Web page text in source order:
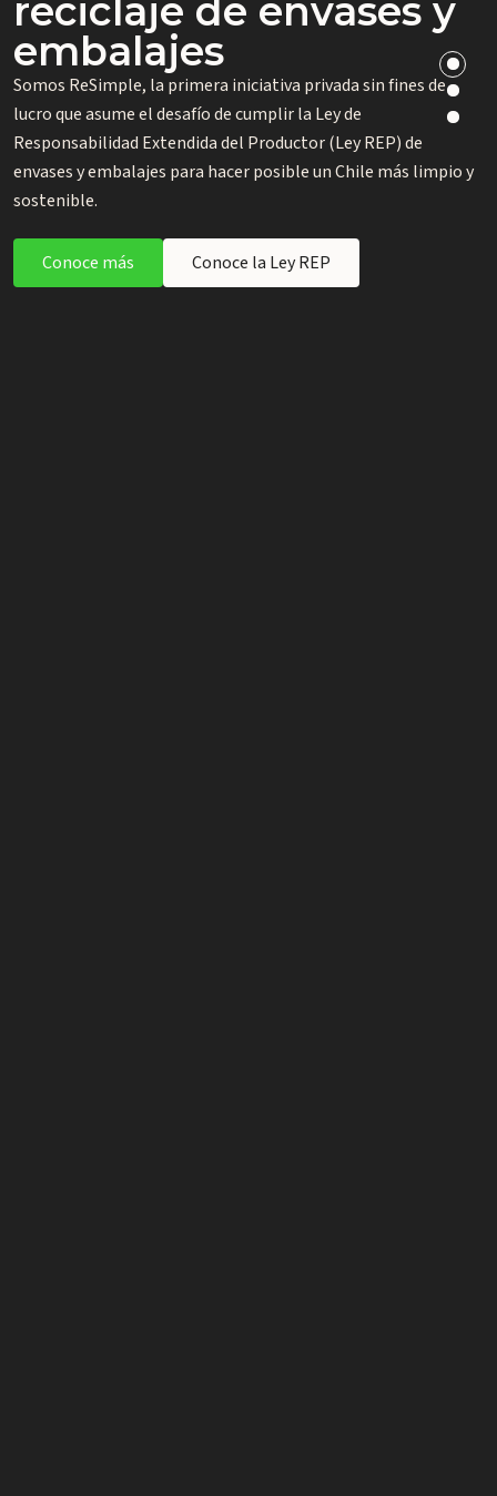
reciclaje de envases y
embalajes
Somos ReSimple, la primera iniciativa privada sin fines de
lucro que asume el desafío de cumplir la Ley de
Responsabilidad Extendida del Productor (Ley REP) de
envases y embalajes para hacer posible un Chile más limpio y
sostenible.
Conoce más Conoce la Ley REP
Próximas Licitaciones
Si quieres saber más sobre los próximos procesos de licitación
que abriremos en el país para gestores habilitados y aquellos
que estén en el proceso de certificarse, revisa el detalle aquí.
Ver Licitaciones
ReSimple
Si tienes dudas ingresa a nuestro portal para que te podamos
orientar dependiendo de tu relación con ReSimple. ¡Te
esperamos!
Ir al Portal